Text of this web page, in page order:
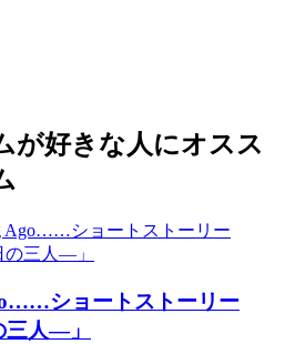
が好きな人にオスス
ショートストーリー
人―」